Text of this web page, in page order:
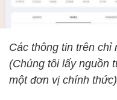
Các thông tin trên chỉ
(Chúng tôi lấy nguồn
một đơn vị chính thức)